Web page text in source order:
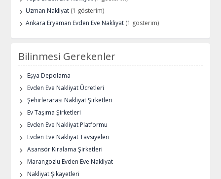
Uzman Nakliyat (1 gösterim)
Ankara Eryaman Evden Eve Nakliyat (1 gösterim)
Bilinmesi Gerekenler
Eşya Depolama
Evden Eve Nakliyat Ücretleri
Şehirlerarası Nakliyat Şirketleri
Ev Taşıma Şirketleri
Evden Eve Nakliyat Platformu
Evden Eve Nakliyat Tavsiyeleri
Asansör Kiralama Şirketleri
Marangozlu Evden Eve Nakliyat
Nakliyat Şikayetleri